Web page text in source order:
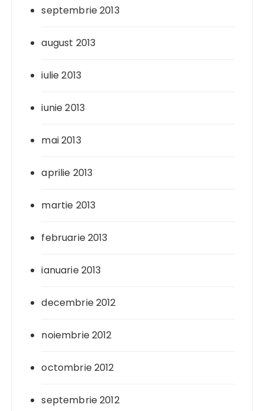
septembrie 2013
august 2013
iulie 2013
iunie 2013
mai 2013
aprilie 2013
martie 2013
februarie 2013
ianuarie 2013
decembrie 2012
noiembrie 2012
octombrie 2012
septembrie 2012